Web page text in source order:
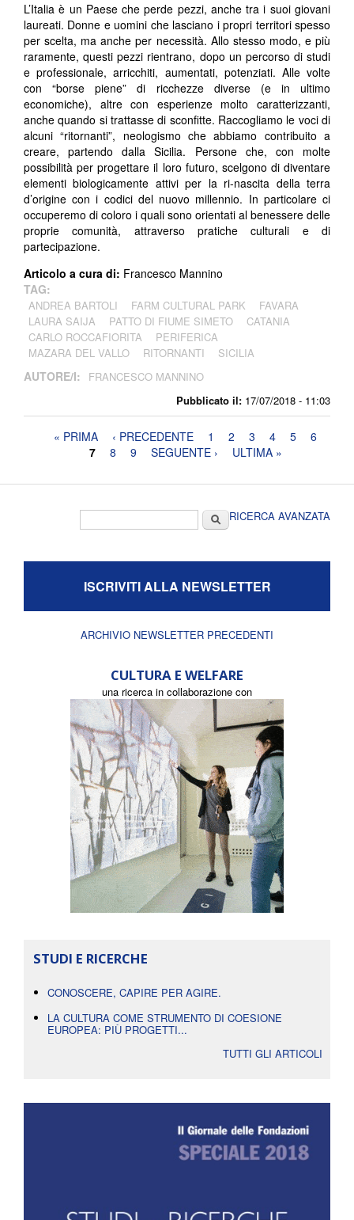
Pubblicato il: 17/07/2018 - 11:03
L’Italia è un Paese che perde pezzi, anche tra i suoi giovani
laureati. Donne e uomini che lasciano i propri territori spesso
per scelta, ma anche per necessità. Allo stesso modo, e più
raramente, questi pezzi rientrano, dopo un percorso di studi
e professionale, arricchiti, aumentati, potenziati. Alle volte
con “borse piene” di ricchezze diverse (e in ultimo
economiche), altre con esperienze molto caratterizzanti,
anche quando si trattasse di sconfitte. Raccogliamo le voci di
alcuni “ritornanti”, neologismo che abbiamo contribuito a
creare, partendo dalla Sicilia. Persone che, con molte
possibilità per progettare il loro futuro, scelgono di diventare
elementi biologicamente attivi per la ri-nascita della terra
d’origine con i codici del nuovo millennio. In particolare ci
occuperemo di coloro i quali sono orientati al benessere delle
proprie comunità, attraverso pratiche culturali e di
partecipazione.
Articolo a cura di: Francesco Mannino
TAG:
ANDREA BARTOLI FARM CULTURAL PARK
FAVARA
LAURA SAIJA
PATTO DI FIUME SIMETO
CATANIA
CARLO ROCCAFIORITA
PERIFERICA
MAZARA DEL VALLO
RITORNANTI SICILIA
AUTORE/I: FRANCESCO MANNINO
Pagine« PRIMA ‹ PRECEDENTE 1 2 3 4 5
6
7
8 9 SEGUENTE › ULTIMA »
CercaRICERCA AVANZATA
ISCRIVITI ALLA NEWSLETTER
ARCHIVIO NEWSLETTER PRECEDENTI
CULTURA E WELFARE
una ricerca in collaborazione con
STUDI E RICERCHE
CONOSCERE, CAPIRE PER AGIRE.
LA CULTURA COME STRUMENTO DI COESIONE
EUROPEA: PIÙ PROGETTI...
TUTTI GLI ARTICOLI